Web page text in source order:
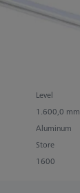
Level
1.600,0 mm
Aluminum
Store
1600